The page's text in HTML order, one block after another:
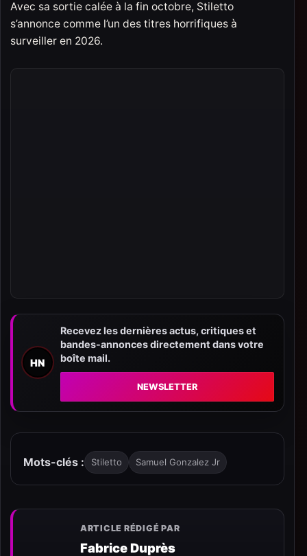
Avec sa sortie calée à la fin octobre, Stiletto
s’annonce comme l’un des titres horrifiques à
surveiller en 2026.
HN
Recevez les dernières actus, critiques et
bandes-annonces directement dans votre
boîte mail.
NEWSLETTER
Mots-clés : Stiletto Samuel Gonzalez Jr
ARTICLE RÉDIGÉ PAR
Fabrice Duprès